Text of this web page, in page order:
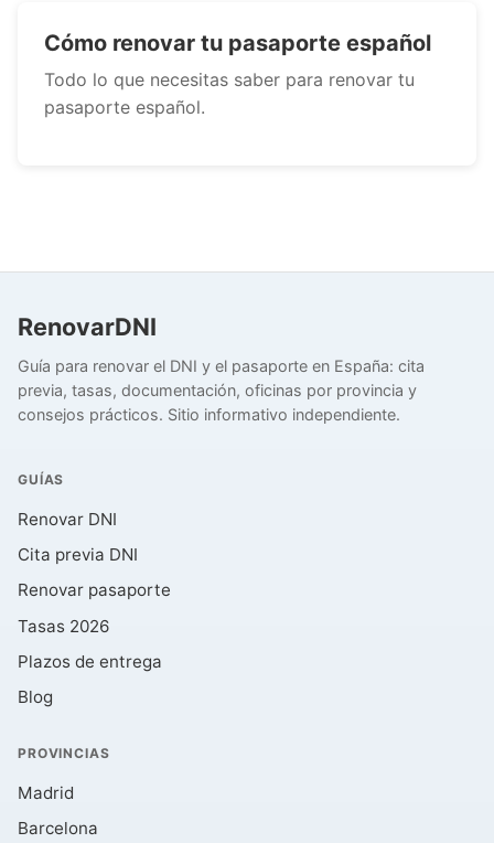
Cómo renovar tu pasaporte español
Todo lo que necesitas saber para renovar tu
pasaporte español.
RenovarDNI
Guía para renovar el DNI y el pasaporte en España: cita
previa, tasas, documentación, oficinas por provincia y
consejos prácticos. Sitio informativo independiente.
GUÍAS
Renovar DNI
Cita previa DNI
Renovar pasaporte
Tasas 2026
Plazos de entrega
Blog
PROVINCIAS
Madrid
Barcelona